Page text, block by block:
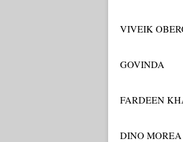
VIVEIK
GOVINDA
FARDEEN
DINO MOREA